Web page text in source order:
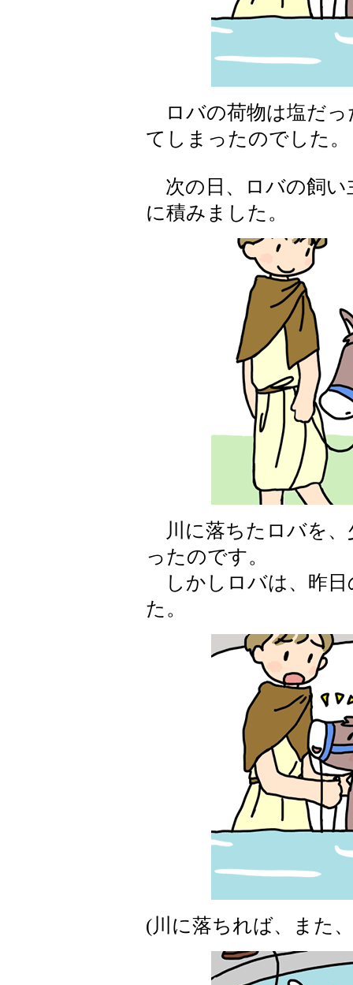
ロバの荷物は塩だっ
てしまったのでした。
次の日、ロバの飼い
に積みました。
川に落ちたロバを、
ったのです。
しかしロバは、昨日
た。
(川に落ちれば、また